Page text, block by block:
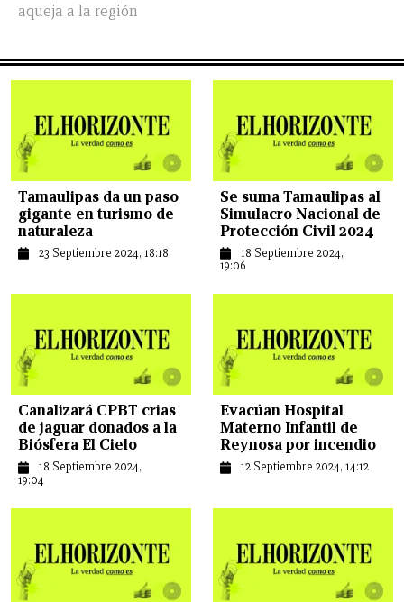
aqueja a la región
Tamaulipas da un paso
gigante en turismo de
naturaleza
23 Septiembre 2024, 18:18
Se suma Tamaulipas al
Simulacro Nacional de
Protección Civil 2024
18 Septiembre 2024,
19:06
Canalizará CPBT crias
de jaguar donados a la
Biósfera El Cielo
18 Septiembre 2024,
19:04
Evacúan Hospital
Materno Infantil de
Reynosa por incendio
12 Septiembre 2024, 14:12